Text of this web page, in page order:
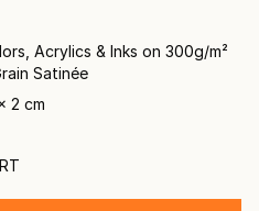
Acrylics & Inks on 300g/m²
Satinée
2 cm